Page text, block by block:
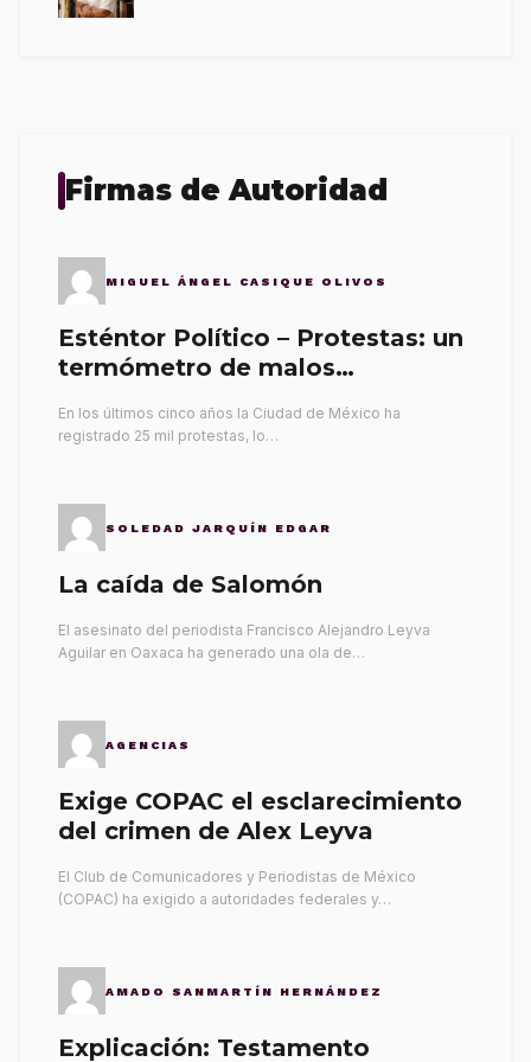
Firmas de Autoridad
MIGUEL ÁNGEL CASIQUE OLIVOS
Esténtor Político – Protestas: un
termómetro de malos
En los últimos cinco años la Ciudad de México ha
registrado 25 mil protestas, lo…
SOLEDAD JARQUÍN EDGAR
La caída de Salomón
El asesinato del periodista Francisco Alejandro Leyva
Aguilar en Oaxaca ha generado una ola de…
AGENCIAS
Exige COPAC el esclarecimiento
del crimen de Alex Leyva
El Club de Comunicadores y Periodistas de México
(COPAC) ha exigido a autoridades federales y…
AMADO SANMARTÍN HERNÁNDEZ
Explicación: Testamento